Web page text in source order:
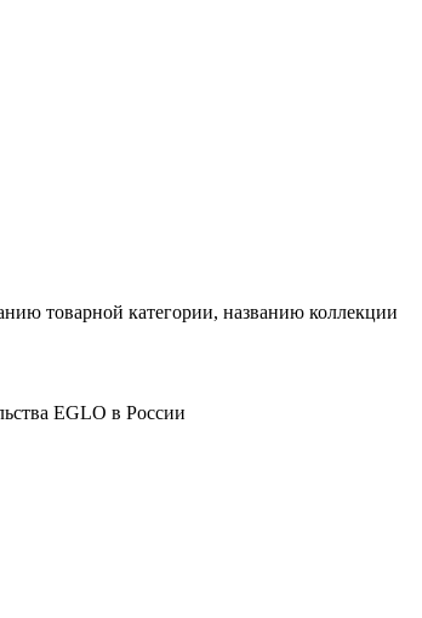
товарной категории, названию коллекции
EGLO в России